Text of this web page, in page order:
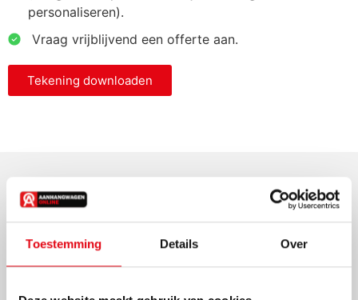
Toestemming Details Over
personaliseren).
⁠ ⁠Vraag vrijblijvend een offerte aan.
Tekening downloaden
Specificaties